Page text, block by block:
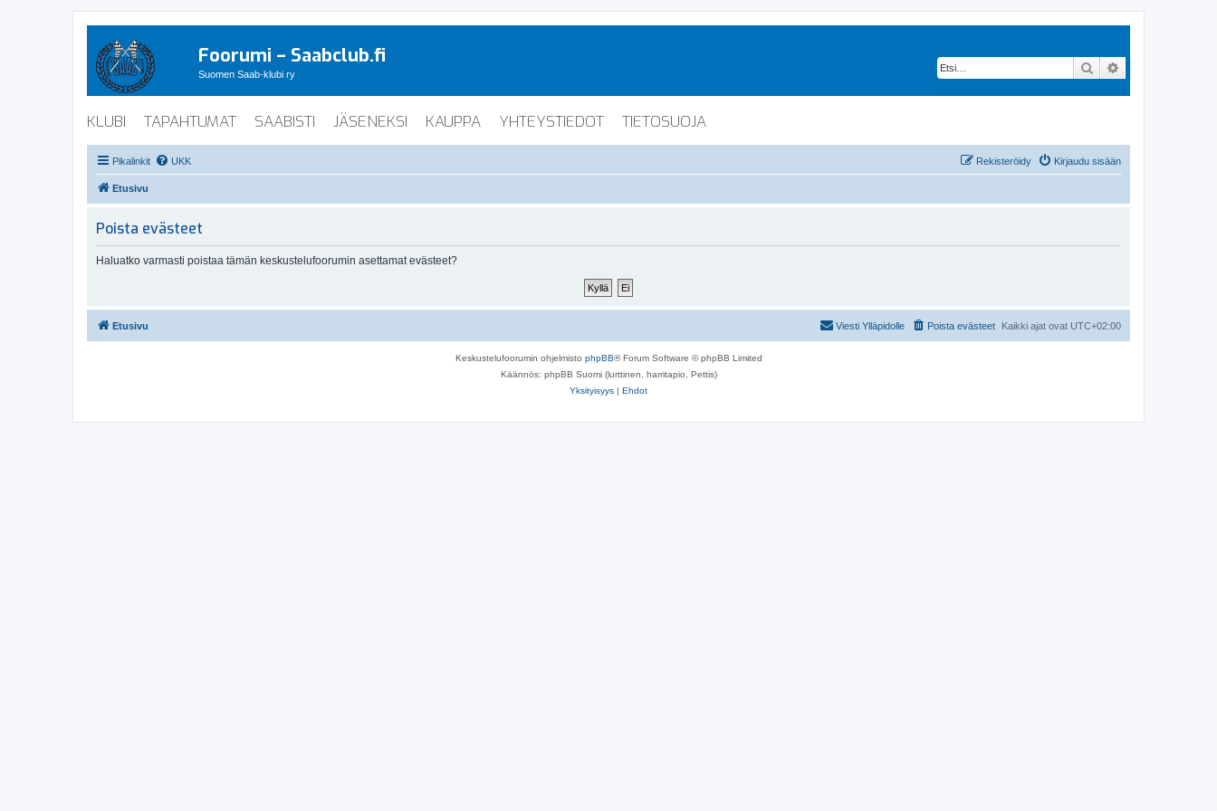
Foorumi – Saabclub.fi
Suomen Saab-klubi ry Etsi
KLUBI TAPAHTUMAT SAABISTI JÄSENEKSI KAUPPA YHTEYSTIEDOT TIETOSUOJA
Pikalinkit UKK Kirjaudu sisään
Rekisteröidy
Etusivu
Poista evästeet
Haluatko varmasti poistaa tämän keskustelufoorumin asettamat evästeet?
Etusivu Kaikki ajat ovat UTC+02:00
Poista evästeet
Viesti Ylläpidolle
Keskustelufoorumin ohjelmisto phpBB® Forum Software © phpBB Limited
Käännös: phpBB Suomi (lurttinen, harritapio, Pettis)
Yksityisyys | Ehdot